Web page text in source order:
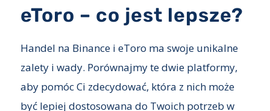
eToro – co jest lepsze?
Handel na Binance i eToro ma swoje unikalne
zalety i wady. Porównajmy te dwie platformy,
aby pomóc Ci zdecydować, która z nich może
być lepiej dostosowana do Twoich potrzeb w